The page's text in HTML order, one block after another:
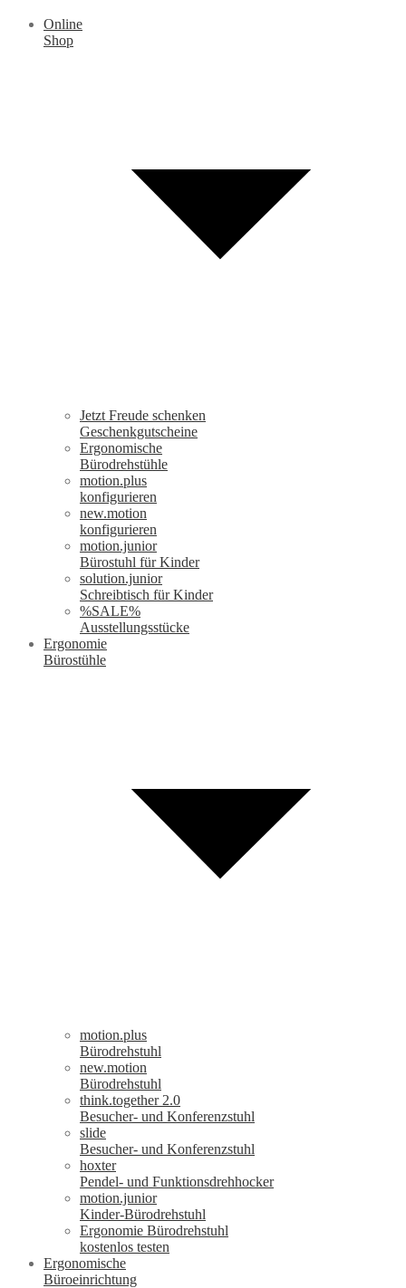
Online
Shop
Jetzt Freude schenken
Geschenkgutscheine
Ergonomische
Bürodrehstühle
motion.plus
konfigurieren
new.motion
konfigurieren
motion.junior
Bürostuhl für Kinder
solution.junior
Schreibtisch für Kinder
%SALE%
Ausstellungsstücke
Ergonomie
Bürostühle
motion.plus
Bürodrehstuhl
new.motion
Bürodrehstuhl
think.together 2.0
Besucher- und Konferenzstuhl
slide
Besucher- und Konferenzstuhl
hoxter
Pendel- und Funktionsdrehhocker
motion.junior
Kinder-Bürodrehstuhl
Ergonomie Bürodrehstuhl
kostenlos testen
Ergonomische
Büroeinrichtung